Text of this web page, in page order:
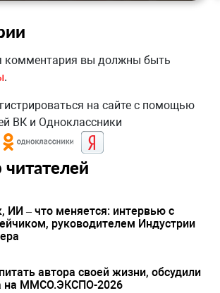
комментария вы должны быть
.
на сайте с помощью
ВК и Одноклассники
ИИ – что меняется: интервью с
руководителем Индустрии
автора своей жизни, обсудили
на ММСО.ЭКСПО-2026